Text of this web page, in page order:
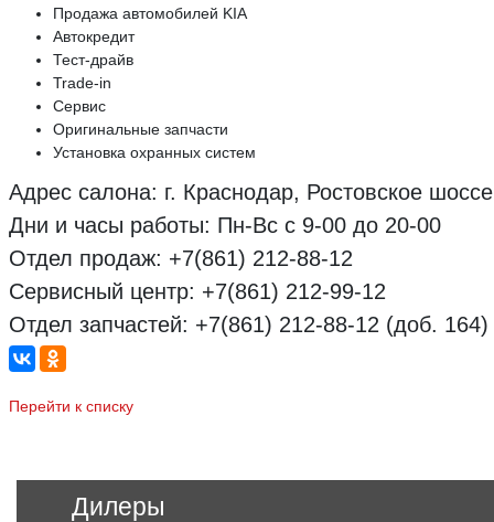
Продажа автомобилей KIA
Автокредит
Тест-драйв
Trade-in
Сервис
Оригинальные запчасти
Установка охранных систем
Адрес салона: г. Краснодар, Ростовское
Дни и часы работы: Пн-Вс с 9-00 до 20-00
Отдел продаж: +7(861) 212-88-12
Сервисный центр: +7(861) 212-99-12
Отдел запчастей: +7(861) 212-88-12 (доб. 164)
Перейти к списку
Дилеры